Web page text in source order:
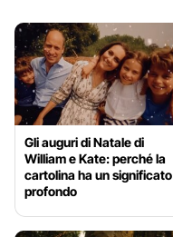
Gli auguri di Natale di
William e Kate: perché la
cartolina ha un significato
profondo